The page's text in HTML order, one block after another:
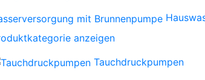
anzeigen
Tauchdruckpumpen